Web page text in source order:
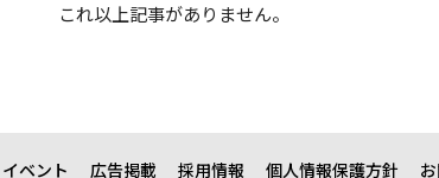
これ以上記事がありません。
イベント 広告掲載 採用情報 個人情報保護方針